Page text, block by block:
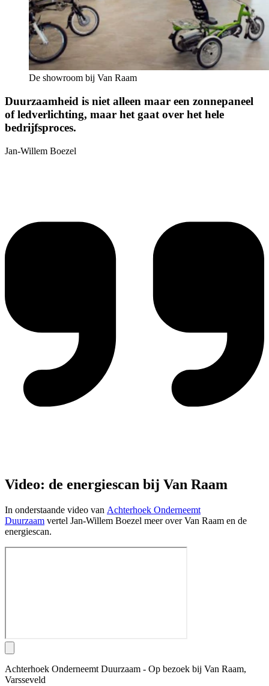
De showroom bij Van Raam
Duurzaamheid is niet alleen maar een zonnepaneel
of ledverlichting, maar het gaat over het hele
bedrijfsproces.
Jan-Willem Boezel
Video: de energiescan bij Van Raam
In onderstaande video van Achterhoek Onderneemt
Duurzaam vertel Jan-Willem Boezel meer over Van Raam en de
energiescan.
Achterhoek Onderneemt Duurzaam - Op bezoek bij Van Raam,
Varsseveld